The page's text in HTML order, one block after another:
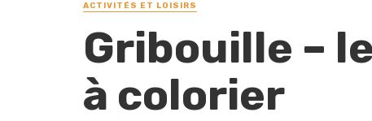
ACTIVITÉS ET LOISIRS
Gribouille –
à colorier